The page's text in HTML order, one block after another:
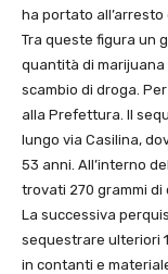
ha portato
Tra queste figura un
quantità di
scambio di droga.
alla Prefettura. Il
lungo via Casilina,
53 anni. All’interno
trovati 270 grammi
La successiva
sequestrare ulteriori
in contanti e